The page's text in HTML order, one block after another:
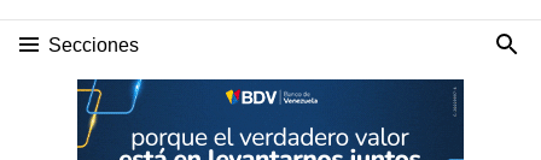
Secciones